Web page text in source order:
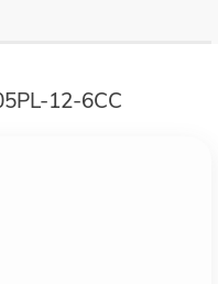
12-6CC